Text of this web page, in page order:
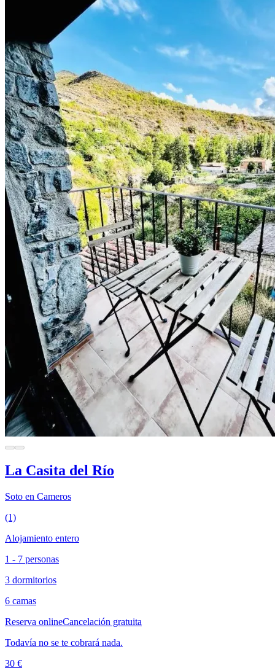
La Casita del Río
Soto en Cameros
(1)
Alojamiento entero
1 - 7 personas
3 dormitorios
6 camas
Reserva onlineCancelación gratuita
Todavía no se te cobrará nada.
30 €